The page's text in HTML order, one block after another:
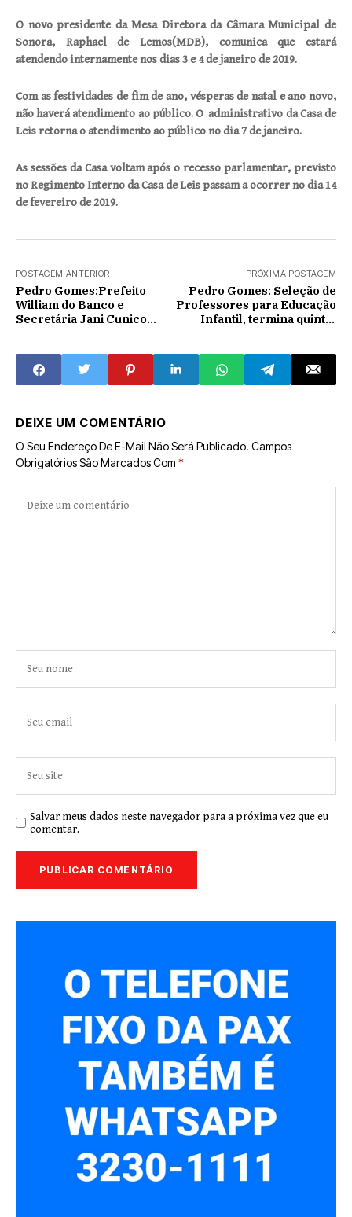
O novo presidente da Mesa Diretora da Câmara Municipal de
Sonora, Raphael de Lemos(MDB), comunica que estará
atendendo internamente nos dias 3 e 4 de janeiro de 2019.
Com as festividades de fim de ano, vésperas de natal e ano novo,
não haverá atendimento ao público. O administrativo da Casa de
Leis retorna o atendimento ao público no dia 7 de janeiro.
As sessões da Casa voltam após o recesso parlamentar, previsto
no Regimento Interno da Casa de Leis passam a ocorrer no dia 14
de fevereiro de 2019.
POSTAGEM ANTERIOR
Pedro Gomes:Prefeito
William do Banco e
Secretária Jani Cunico
PRÓXIMA POSTAGEM
Pedro Gomes: Seleção de
Professores para Educação
Infantil, termina quinta-
DEIXE UM COMENTÁRIO
O Seu Endereço De E-Mail Não Será Publicado. Campos
Obrigatórios São Marcados Com *
Salvar meus dados neste navegador para a próxima vez que eu
comentar.